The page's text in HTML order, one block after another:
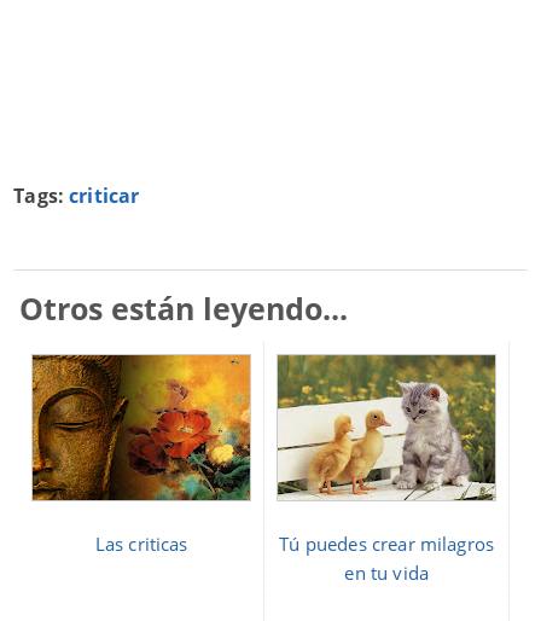
Tags:criticar
Otros están leyendo...
Las criticas
Tú puedes crear milagros
en tu vida